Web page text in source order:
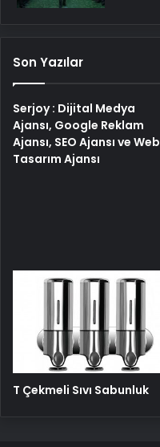
Son Yazılar
Serjoy : Dijital Medya
Ajansı, Google Reklam
Ajansı, SEO Ajansı ve Web
Tasarım Ajansı
T Çekmeli Sıvı Sabunluk